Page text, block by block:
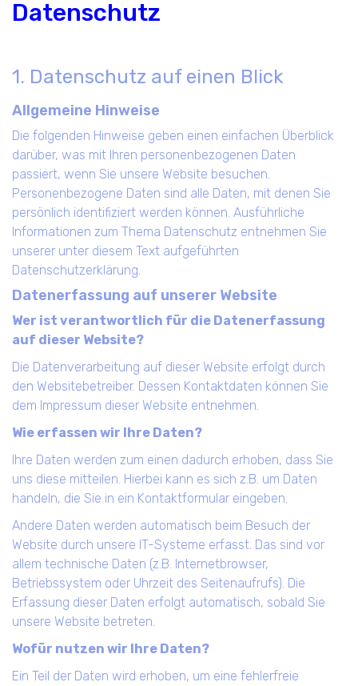
Datenschutz
1. Datenschutz auf einen Blick
Allgemeine Hinweise
Die folgenden Hinweise geben einen einfachen Überblick
darüber, was mit Ihren personenbezogenen Daten
passiert, wenn Sie unsere Website besuchen.
Personenbezogene Daten sind alle Daten, mit denen Sie
persönlich identifiziert werden können. Ausführliche
Informationen zum Thema Datenschutz entnehmen Sie
unserer unter diesem Text aufgeführten
Datenschutzerklärung.
Datenerfassung auf unserer Website
Wer ist verantwortlich für die Datenerfassung
auf dieser Website?
Die Datenverarbeitung auf dieser Website erfolgt durch
den Websitebetreiber. Dessen Kontaktdaten können Sie
dem Impressum dieser Website entnehmen.
Wie erfassen wir Ihre Daten?
Ihre Daten werden zum einen dadurch erhoben, dass Sie
uns diese mitteilen. Hierbei kann es sich z.B. um Daten
handeln, die Sie in ein Kontaktformular eingeben.
Andere Daten werden automatisch beim Besuch der
Website durch unsere IT-Systeme erfasst. Das sind vor
allem technische Daten (z.B. Internetbrowser,
Betriebssystem oder Uhrzeit des Seitenaufrufs). Die
Erfassung dieser Daten erfolgt automatisch, sobald Sie
unsere Website betreten.
Wofür nutzen wir Ihre Daten?
Ein Teil der Daten wird erhoben, um eine fehlerfreie